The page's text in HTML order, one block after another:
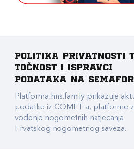
Politika privatnosti
točnost i ispravci
podataka na
Platforma hns.family prikazuje
podatke iz COMET-a, platforme
vođenje nogometnih natjecanja
Hrvatskog nogometnog saveza.